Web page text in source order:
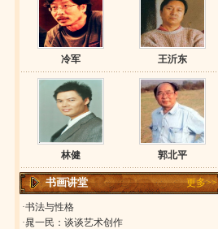
冷军 王沂东
林健 郭北平
书画讲堂 更多>>
·书法与性格
·晁一民：谈谈艺术创作